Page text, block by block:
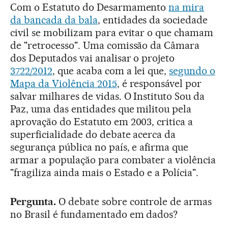
Com o Estatuto do Desarmamentona mira
da bancada da bala, entidades da sociedade
civil se mobilizam para evitar o que chamam
de "retrocesso". Uma comissão da Câmara
dos Deputados vai analisar o projeto
3722/2012, que acaba com a lei que,segundo o
Mapa da Violência 2015, é responsável por
salvar milhares de vidas. O Instituto Sou da
Paz, uma das entidades que militou pela
aprovação do Estatuto em 2003, critica a
superficialidade do debate acerca da
segurança pública no país, e afirma que
armar a população para combater a violência
"fragiliza ainda mais o Estado e a Polícia".
Pergunta.O debate sobre controle de armas
no Brasil é fundamentado em dados?